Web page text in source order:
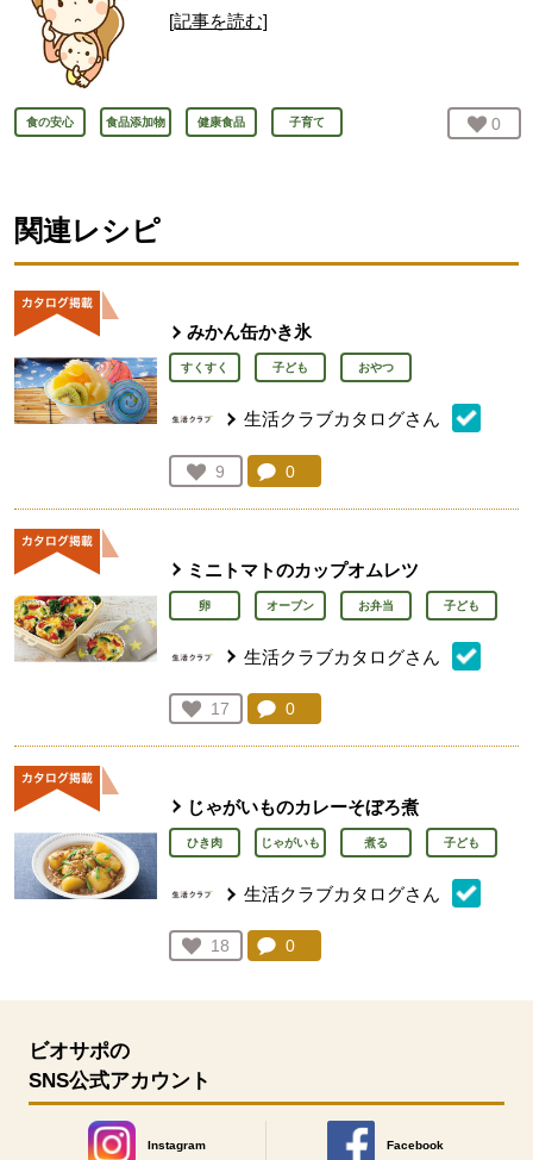
[記事を読む]
食の安心 食品添加物 健康食品 子育て お気
0
関連レシピ
みかん缶かき氷
すくすく 子ども おやつ
生活クラブカタログさん
お気に入り登録：
9
人が登録
コメント：
0
ミニトマトのカップオムレツ
卵 オーブン お弁当 子ども
生活クラブカタログさん
お気に入り登録：
17
人が登録
コメント：
0
じゃがいものカレーそぼろ煮
ひき肉 じゃがいも 煮る 子ども
生活クラブカタログさん
お気に入り登録：
18
人が登録
コメント：
0
ビオサポの
SNS公式アカウント
Instagram
別のウィンドウで開きます。
Facebook
別のウィンドウで開きます